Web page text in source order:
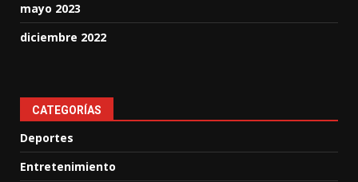
mayo 2023
diciembre 2022
CATEGORÍAS
Deportes
Entretenimiento